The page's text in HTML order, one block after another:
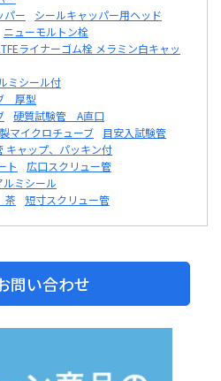
パー
シールキャッパー用ヘッド
ニューモルトン栓
ライナーゴム栓 メラミン白キャッ
ミシール付
厚型
硬質試験管 A直口
マイクロチューブ
目安入試験管
キャップ、パッキン付
ト
広口スクリュー管
ミシール
茶
短寸スクリュー管
問い合わせ